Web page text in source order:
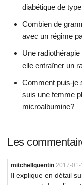
diabétique de
Combien de
avec un régime
Une
elle entraîner un
Comment puis-je
suis une femme
microalbumine?
Les
mitchellquentin 2017-
Il explique en détail